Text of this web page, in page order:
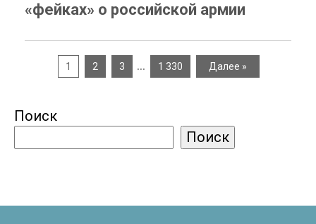
«фейках» о российской армии
1 2 3 … 1 330 Далее »
Поиск
Поиск